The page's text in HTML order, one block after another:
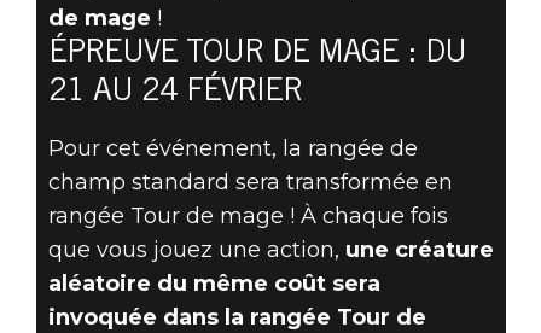
MAÎTRE DANS
L'ÉPREUVE
TOUR DE MAGE
À PARTIR DU 21
FÉVRIER !
de mage !
ÉPREUVE TOUR DE MAGE : DU
21 AU 24 FÉVRIER
Pour cet événement, la rangée de
champ standard sera transformée en
rangée Tour de mage ! À chaque fois
que vous jouez une action, une créature
aléatoire du même coût sera
invoquée dans la rangée Tour de